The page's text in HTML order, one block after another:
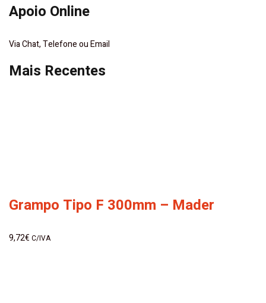
Apoio Online
Via Chat, Telefone ou Email
Mais Recentes
Grampo Tipo F 300mm – Mader
9,72€ C/IVA